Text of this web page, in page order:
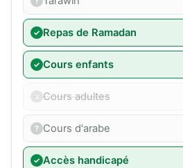
Repas de Ramadan
Cours enfants
Cours adultes
Cours d'arabe
Accès handicapé